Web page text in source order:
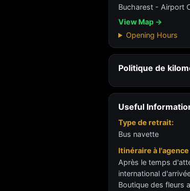
Bucharest - Airport
View Map →
Opening Hours
Politique de
Useful
Type de retrait:
Bus navette
Itinéraire à
Après le temps
international
Boutique des fleurs